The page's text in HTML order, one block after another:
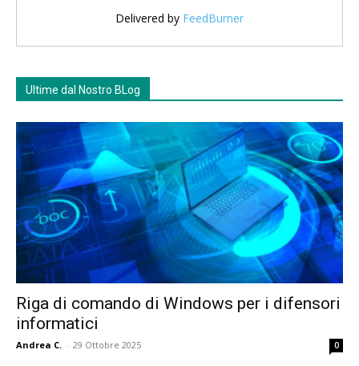
Delivered by FeedBurner
Ultime dal Nostro BLog
Riga di comando di Windows per i difensori
informatici
Andrea C. - 29 Ottobre 2025 0